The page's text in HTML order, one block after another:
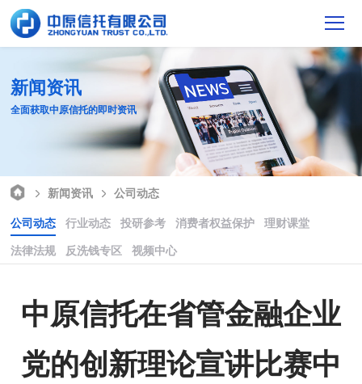
新闻资讯
全面获取中原信托的即时资讯
新闻资讯
公司动态
公司动态
行业动态 投研参考 消费者权益保护
理财课堂
法律法规
反洗钱专区 视频中心
中原信托在省管金融企业
党的创新理论宣讲比赛中